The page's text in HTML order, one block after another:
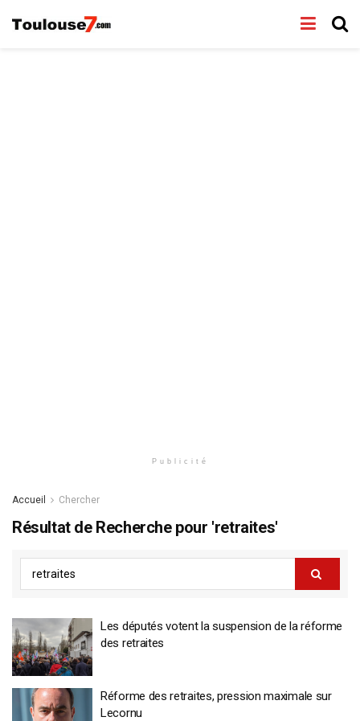
Publicité
Accueil Chercher
Résultat de Recherche pour 'retraites'
Les députés votent la suspension de la réforme
des retraites
Réforme des retraites, pression maximale sur
Lecornu